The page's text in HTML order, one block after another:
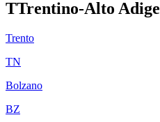
TTrentino-Alto Adige
Trento
TN
Bolzano
BZ